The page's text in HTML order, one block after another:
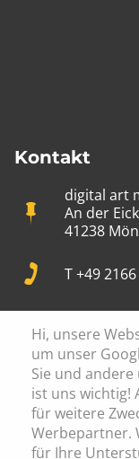
Kontakt
digital art
An der
41238
T +49
Mon-Fr:
Hi, unsere
um unser
Sie und
ist uns wichtig!
für weitere
Werbepartner.
für Ihre